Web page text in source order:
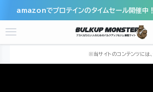
amazonでプロテインのタイムセール開催中！
the-work-out